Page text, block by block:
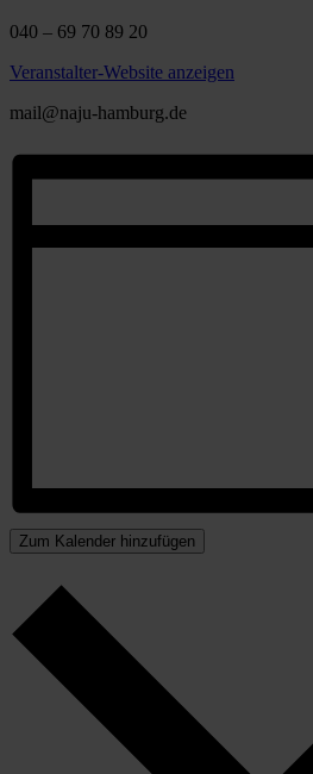
040 – 69 70 89 20
Veranstalter-Website anzeigen
mail@naju-hamburg.de
Zum Kalender hinzufügen